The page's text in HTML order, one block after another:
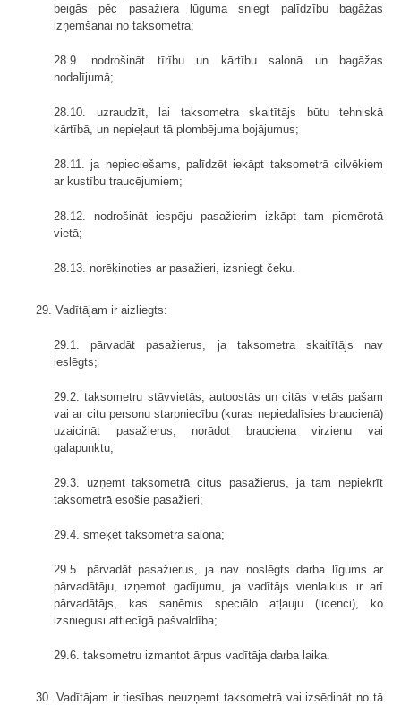
beigās pēc pasažiera lūguma sniegt palīdzību bagāžas
izņemšanai no taksometra;
28.9. nodrošināt tīrību un kārtību salonā un bagāžas
nodalījumā;
28.10. uzraudzīt, lai taksometra skaitītājs būtu tehniskā
kārtībā, un nepieļaut tā plombējuma bojājumus;
28.11. ja nepieciešams, palīdzēt iekāpt taksometrā cilvēkiem
ar kustību traucējumiem;
28.12. nodrošināt iespēju pasažierim izkāpt tam piemērotā
vietā;
28.13. norēķinoties ar pasažieri, izsniegt čeku.
29. Vadītājam ir aizliegts:
29.1. pārvadāt pasažierus, ja taksometra skaitītājs nav
ieslēgts;
29.2. taksometru stāvvietās, autoostās un citās vietās pašam
vai ar citu personu starpniecību (kuras nepiedalīsies braucienā)
uzaicināt pasažierus, norādot brauciena virzienu vai
galapunktu;
29.3. uzņemt taksometrā citus pasažierus, ja tam nepiekrīt
taksometrā esošie pasažieri;
29.4. smēķēt taksometra salonā;
29.5. pārvadāt pasažierus, ja nav noslēgts darba līgums ar
pārvadātāju, izņemot gadījumu, ja vadītājs vienlaikus ir arī
pārvadātājs, kas saņēmis speciālo atļauju (licenci), ko
izsniegusi attiecīgā pašvaldība;
29.6. taksometru izmantot ārpus vadītāja darba laika.
30. Vadītājam ir tiesības neuzņemt taksometrā vai izsēdināt no tā